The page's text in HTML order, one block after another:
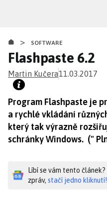
obsahu
> SOFTWARE
Flashpaste 6.2
Martin Kučera11.03.2017
Program Flashpaste je
a rychlé vkládání
který tak výrazně
schránky Windows. ("
Líbí se vám tento
zpráv, stačí jedno kliknutí!